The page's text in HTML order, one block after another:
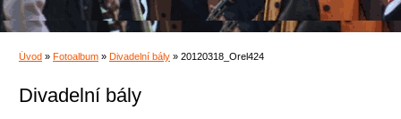
Úvod » Fotoalbum » Divadelní bály » 20120318_Orel424
Divadelní bály